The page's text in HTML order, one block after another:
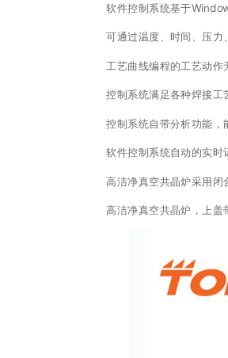
软件控制系统基于
可通过温度、时间、压力
工艺曲线编程的工艺动作
控制系统满足各种焊接工
控制系统自带分析功能，
软件控制系统自动的实时
高洁净真空共晶炉采用闭
高洁净真空共晶炉，上盖